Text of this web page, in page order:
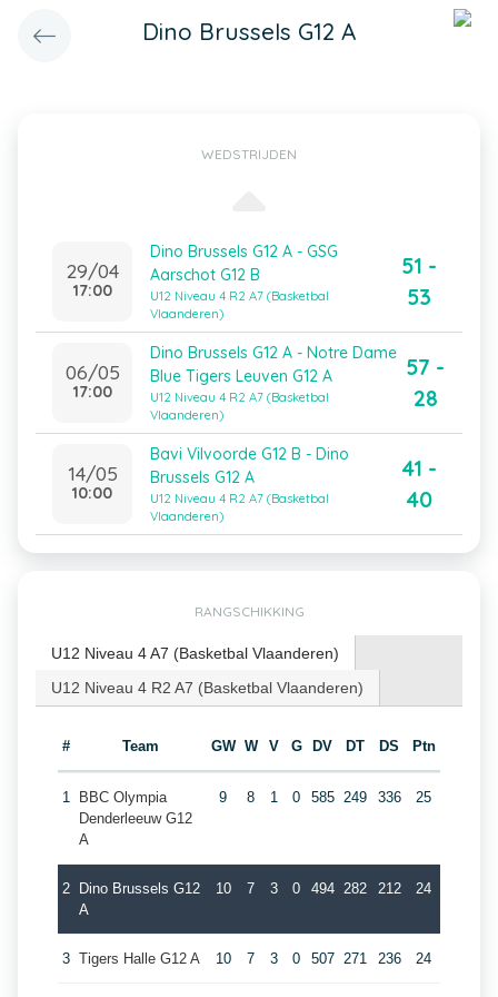
Dino Brussels G12 A
WEDSTRIJDEN
29/04
17:00
Dino Brussels G12 A - GSG
Aarschot G12 B
U12 Niveau 4 R2 A7 (Basketbal
Vlaanderen)
51 -
53
06/05
17:00
Dino Brussels G12 A - Notre Dame
Blue Tigers Leuven G12 A
U12 Niveau 4 R2 A7 (Basketbal
Vlaanderen)
57 -
28
14/05
10:00
Bavi Vilvoorde G12 B - Dino
Brussels G12 A
U12 Niveau 4 R2 A7 (Basketbal
Vlaanderen)
41 -
40
RANGSCHIKKING
U12 Niveau 4 A7 (Basketbal Vlaanderen)
U12 Niveau 4 R2 A7 (Basketbal Vlaanderen)
# Team GW W V G DV DT DS Ptn
1
BBC Olympia
Denderleeuw G12
A
9 8 1 0 585 249 336 25
2
Dino Brussels G12
A
10 7 3 0 494 282 212 24
3 Tigers Halle G12 A 10 7 3 0 507 271 236 24